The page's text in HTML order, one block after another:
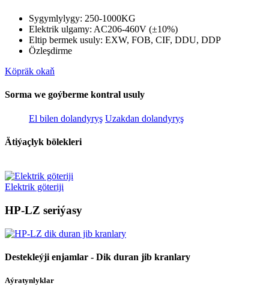
Sygymlylygy: 250-1000KG
Elektrik ulgamy: AC206-460V (±10%)
Eltip bermek usuly: EXW, FOB, CIF, DDU, DDP
Özleşdirme
Köpräk okaň
Sorma we goýberme kontral usuly
El bilen dolandyryş Uzakdan dolandyryş
Ätiýaçlyk bölekleri
Elektrik göteriji
HP-LZ seriýasy
Destekleýji enjamlar - Dik duran jib kranlary
Aýratynlyklar